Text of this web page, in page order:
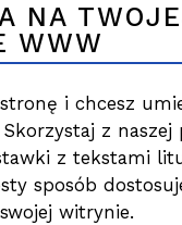
NA
WWW
stronę i chcesz
z naszej
z tekstami
sposób
witrynie.